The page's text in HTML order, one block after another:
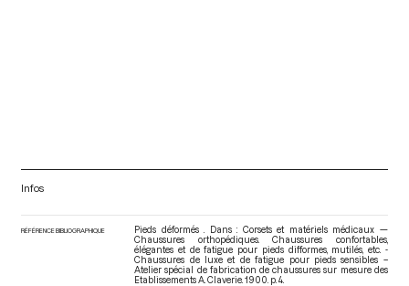
Infos
RÉFÉRENCE BIBLIOGRAPHIQUE
Pieds déformés . Dans : Corsets et matériels médicaux —
Chaussures orthopédiques. Chaussures confortables,
élégantes et de fatigue pour pieds difformes, mutilés, etc. -
Chaussures de luxe et de fatigue pour pieds sensibles –
Atelier spécial de fabrication de chaussures sur mesure des
Etablissements A. Claverie . 1900. p. 4.